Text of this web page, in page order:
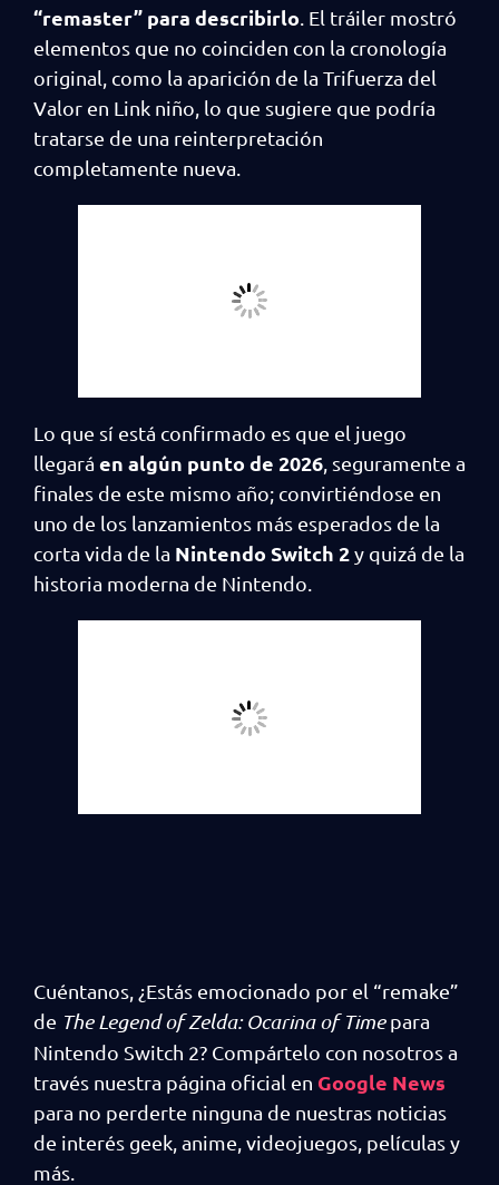
“remaster” para describirlo . El tráiler mostró
elementos que no coinciden con la cronología
original, como la aparición de la Trifuerza del
Valor en Link niño, lo que sugiere que podría
tratarse de una reinterpretación
completamente nueva.
Lo que sí está confirmado es que el juego
llegará en algún punto de 2026, seguramente a
finales de este mismo año; convirtiéndose en
uno de los lanzamientos más esperados de la
corta vida de la Nintendo Switch 2y quizá de la
historia moderna de Nintendo.
Cuéntanos, ¿Estás emocionado por el “remake”
de The Legend of Zelda: Ocarina of Timepara
Nintendo Switch 2? Compártelo con nosotros a
través nuestra página oficial en Google News
para no perderte ninguna de nuestras noticias
de interés geek, anime, videojuegos, películas y
más.